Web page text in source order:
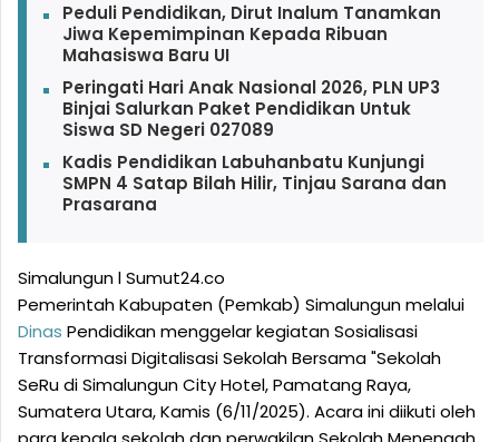
Peduli Pendidikan, Dirut Inalum Tanamkan
Jiwa Kepemimpinan Kepada Ribuan
Mahasiswa Baru UI
Peringati Hari Anak Nasional 2026, PLN UP3
Binjai Salurkan Paket Pendidikan Untuk
Siswa SD Negeri 027089
Kadis Pendidikan Labuhanbatu Kunjungi
SMPN 4 Satap Bilah Hilir, Tinjau Sarana dan
Prasarana
Simalungun l Sumut24.co
Pemerintah Kabupaten (Pemkab) Simalungun melalui
Dinas Pendidikan menggelar kegiatan Sosialisasi
Transformasi Digitalisasi Sekolah Bersama "Sekolah
SeRu di Simalungun City Hotel, Pamatang Raya,
Sumatera Utara, Kamis (6/11/2025). Acara ini diikuti oleh